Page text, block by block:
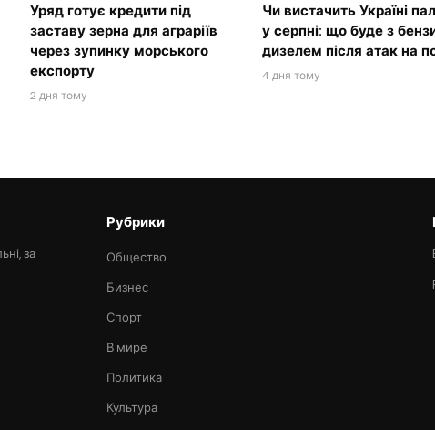
Уряд готує кредити під
заставу зерна для аграріїв
через зупинку морського
експорту
2 дня тому
Чи вистачить Україні
у серпні: що буде з
дизелем після атак на
4 дня тому
за
Рубрики
Общество
Бизнес
Спорт
В мире
Политика
Культура